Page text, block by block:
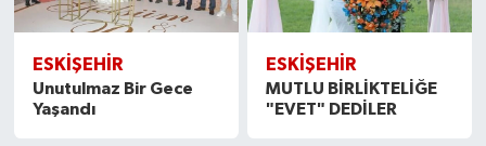
ESKİŞEHİR
Unutulmaz Bir Gece
Yaşandı
ESKİŞEHİR
MUTLU BİRLİKTELİĞE
"EVET" DEDİLER